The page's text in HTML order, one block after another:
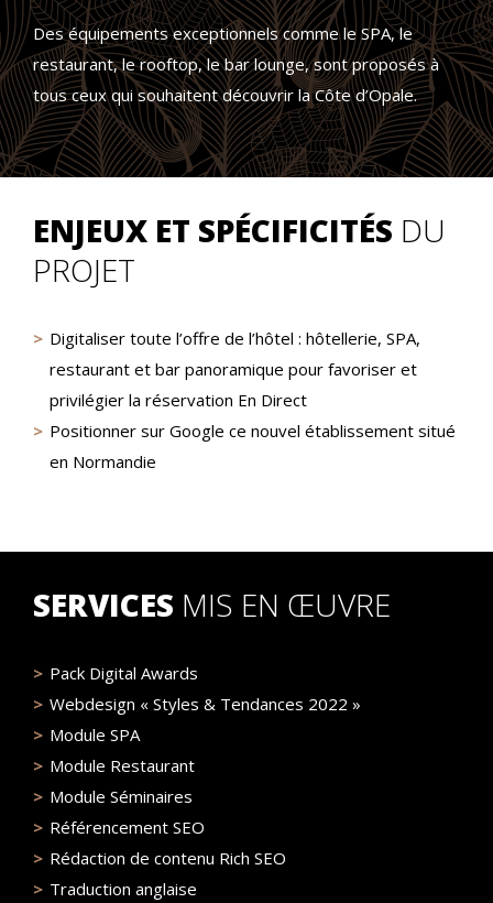
Des équipements exceptionnels comme le SPA, le
restaurant, le rooftop, le bar lounge, sont proposés à
tous ceux qui souhaitent découvrir la Côte d’Opale.
ENJEUX ET SPÉCIFICITÉS DU
PROJET
Digitaliser toute l’offre de l’hôtel : hôtellerie, SPA,
restaurant et bar panoramique pour favoriser et
privilégier la réservation En Direct
Positionner sur Google ce nouvel établissement situé
en Normandie
SERVICES MIS EN ŒUVRE
Pack Digital Awards
Webdesign « Styles & Tendances 2022 »
Module SPA
Module Restaurant
Module Séminaires
Référencement SEO
Rédaction de contenu Rich SEO
Traduction anglaise